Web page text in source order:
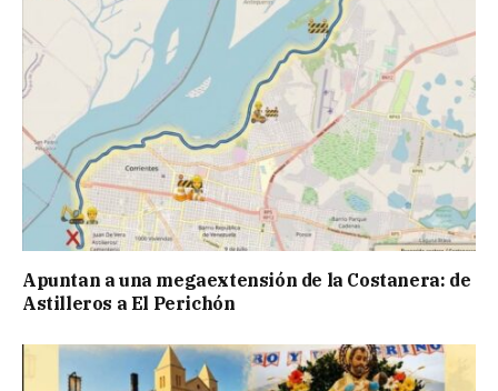
Apuntan a una megaextensión de la Costanera: de
Astilleros a El Perichón